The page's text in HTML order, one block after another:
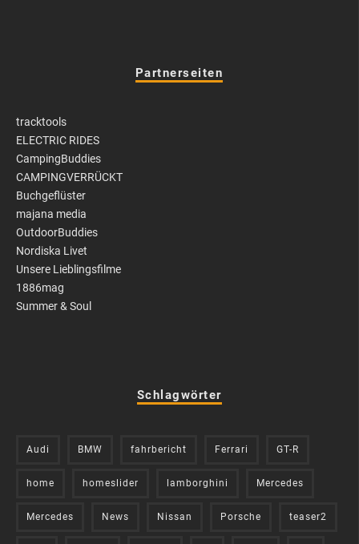
Partnerseiten
tracktools
ELECTRIC RIDES
CampingBuddies
CAMPINGVERRÜCKT
Buchgeflüster
majana media
OutdoorBuddies
Nordiska Livet
Unsere Lieblingsfilme
1886mag
Summer & Soul
Schlagwörter
Audi BMW fahrbericht Ferrari GT-R
home homeslider lamborghini Mercedes
Mercedes News Nissan Porsche teaser2